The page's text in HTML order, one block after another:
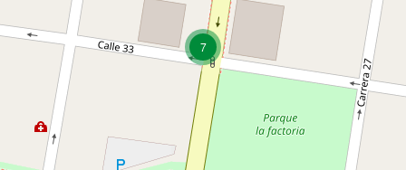
7